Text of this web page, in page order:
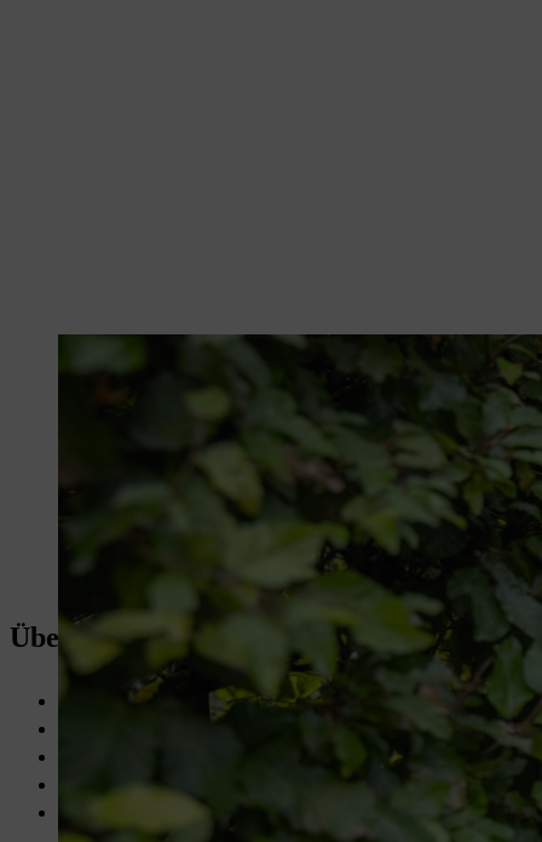
Übersicht: Buchenhecke schneiden
Buchenhecke zweimal jährlich schneiden
Buchenhecke besonders schnittverträglich, Rückschnitt bis
Heckenschnitt-Vorschrift durch das Bundesnaturschutzgesetz
Hecke düngen
und junge